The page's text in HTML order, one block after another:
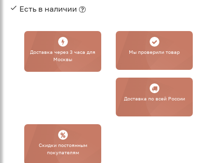
Есть в наличии
Доставка через 3 часа для
Москвы
Мы проверили товар
Доставка по всей России
Cкидки постоянным
покупателям